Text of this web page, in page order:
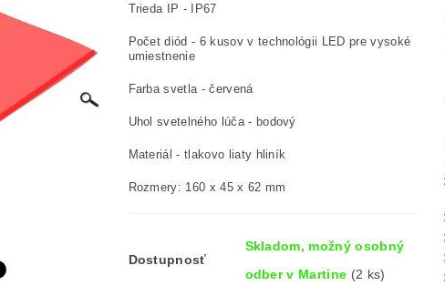
Trieda IP - IP67
Počet diód - 6 kusov v technológii LED pre vysoké
umiestnenie
Farba svetla - červená
Uhol svetelného lúča - bodový
Materiál - tlakovo liaty hliník
Rozmery: 160 x 45 x 62 mm
Dostupnosť
Skladom, možný osobný
odber v Martine (2 ks)